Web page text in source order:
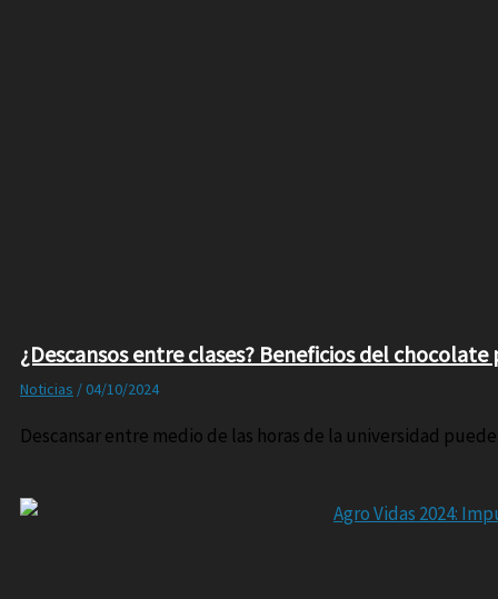
¿Descansos entre clases? Beneficios del
Noticias / 04/10/2024
Descansar entre medio de las horas de la universidad